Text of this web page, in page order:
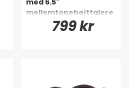
mellemtonehøjttalere
799 kr